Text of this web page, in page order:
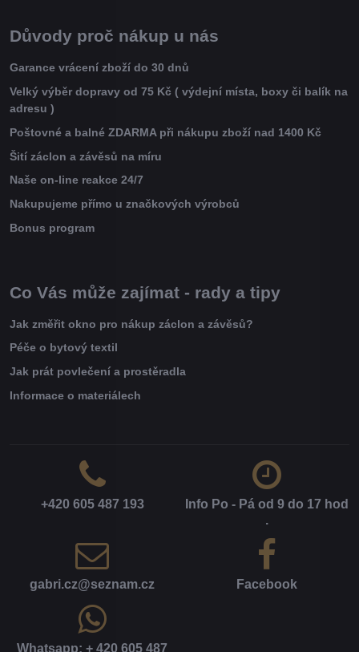
Důvody proč nákup u nás
Garance vrácení zboží do 30 dnů
Velký výběr dopravy od 75 Kč ( výdejní místa, boxy či balík na
adresu )
Poštovné a balné ZDARMA při nákupu zboží nad 1400 Kč
Šití záclon a závěsů na míru
Naše on-line reakce 24/7
Nakupujeme přímo u značkových výrobců
Bonus program
Co Vás může zajímat - rady a tipy
Jak změřit okno pro nákup záclon a závěsů?
Péče o bytový textil
Jak prát povlečení a prostěradla
Informace o materiálech
+420 605 487 193
Info Po - Pá od 9 do 17 hod​
.
gabri​.cz​@seznam​.cz Facebook
Whatsapp: + 420 605 487